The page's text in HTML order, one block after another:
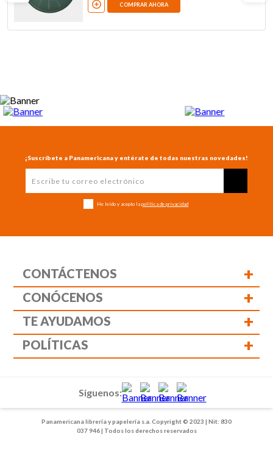
COMPRAR AHORA
¡Suscríbete a Panamericana y entérate de todas nuestras novedades!
He leído y acepto la política de privacidad
CONTÁCTENOS +
CONÓCENOS +
TE AYUDAMOS +
POLÍTICAS +
Panamericana librería y papelería s.a. Copyright © 2023 | Nit: 830
037 946 | Todos los derechos reservados
Siguenos: